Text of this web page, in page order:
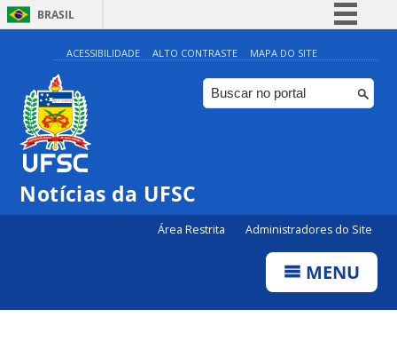
BRASIL
Simplifique!
Comunica BR
Participe
ACESSIBILIDADE ALTO CONTRASTE MAPA DO SITE
Notícias da UFSC
Área Restrita Administradores do Site
MENU